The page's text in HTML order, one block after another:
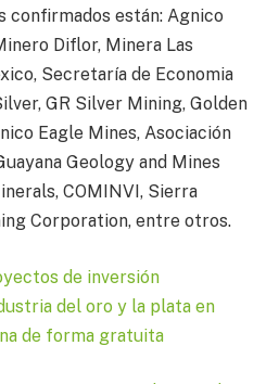
confirmados están: Agnico
Diflor, Minera Las
Secretaría de Economia
GR Silver Mining, Golden
Eagle Mines, Asociación
Geology and Mines
COMINVI, Sierra
Corporation, entre otros.
de inversión
del oro y la plata en
de forma gratuita